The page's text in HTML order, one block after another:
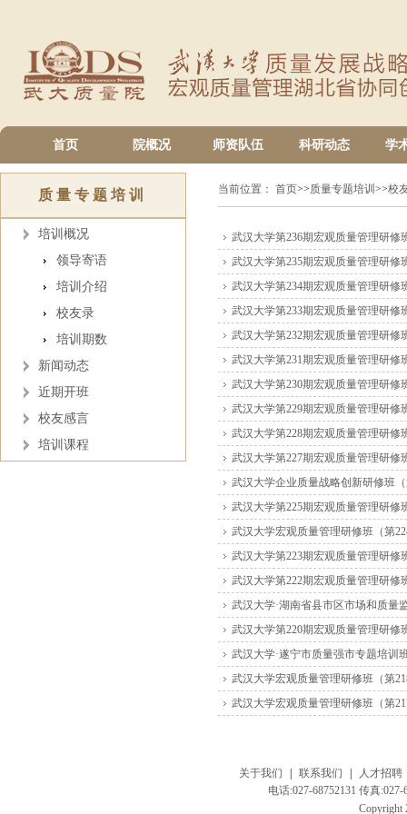
首页 院概况 师资队伍 科研动态 学
质量专题培训
培训概况
领导寄语
培训介绍
校友录
培训期数
新闻动态
近期开班
校友感言
培训课程
当前位置： 首页>>质量专题培训 >>校
武汉大学第236期宏观质量管理研修
武汉大学第235期宏观质量管理研修
武汉大学第234期宏观质量管理研修
武汉大学第233期宏观质量管理研修
武汉大学第232期宏观质量管理研修
武汉大学第231期宏观质量管理研修
武汉大学第230期宏观质量管理研修
武汉大学第229期宏观质量管理研修
武汉大学第228期宏观质量管理研修
武汉大学第227期宏观质量管理研修
武汉大学企业质量战略创新研修班
武汉大学第225期宏观质量管理研修
武汉大学宏观质量管理研修班（第
武汉大学第223期宏观质量管理研修
武汉大学第222期宏观质量管理研修
武汉大学·湖南省县市区市场和质量
武汉大学第220期宏观质量管理研修
武汉大学·遂宁市质量强市专题培训
武汉大学宏观质量管理研修班（第
武汉大学宏观质量管理研修班（第
关于我们 联系我们
人才招聘
电话:027-68752131 传真
Copyright